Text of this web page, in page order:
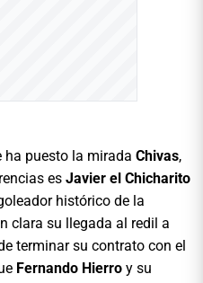
ha puesto la mirada Chivas,
es Javier el Chicharito
histórico de la
clara su llegada al redil a
terminar su contrato con el
Fernando Hierro y su